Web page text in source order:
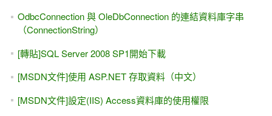
OdbcConnection 與 OleDbConnection 的連結資料庫字串
（ConnectionString）
[轉貼]SQL Server 2008 SP1開始下載
[MSDN文件]使用 ASP.NET 存取資料（中文）
[MSDN文件]設定(IIS) Access資料庫的使用權限